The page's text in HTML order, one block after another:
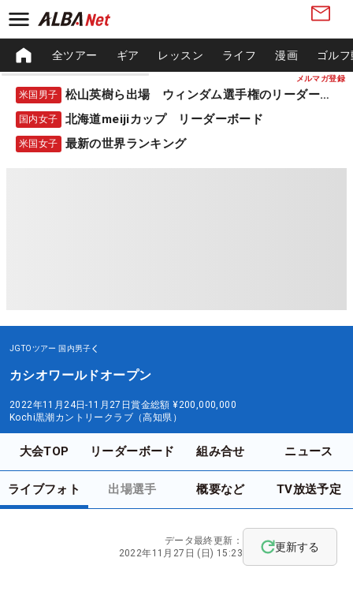
メルマガ登録
全ツアー ギア レッスン ライフ 漫画 ゴル
米国男子 松山英樹ら出場 ウィンダム選手権のリーダーボード
国内女子 北海道meijiカップ リーダーボード
米国女子 最新の世界ランキング
JGTOツアー 国内男子
カシオワールドオープン
2022年11月24日-11月27日賞金総額 ¥200,000,000
Kochi黒潮カントリークラブ（高知県）
大会TOP リーダーボード 組み合せ ニュース
ライブフォト 出場選手 概要など TV放送予定
データ最終更新：
2022年11月27日 (日) 15:23
更新する